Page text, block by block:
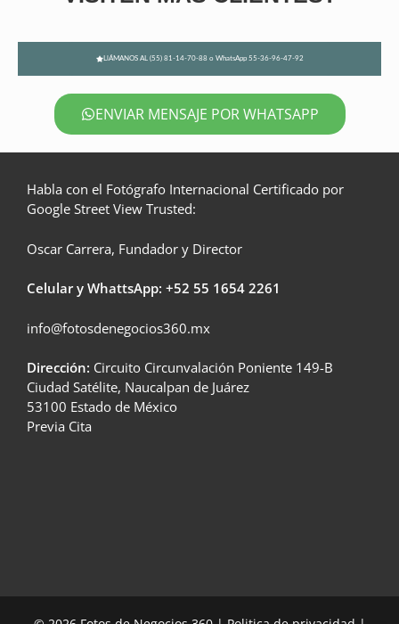
LlÁMANOS AL (55) 81-14-70-88 o WhatsApp 55-36-96-47-92
ENVIAR MENSAJE POR WHATSAPP
Habla con el Fotógrafo Internacional Certificado por
Google Street View Trusted:
Oscar Carrera, Fundador y Director
Celular y WhattsApp: +52 55 1654 2261
info@fotosdenegocios360.mx
Dirección: Circuito Circunvalación Poniente 149-B
Ciudad Satélite, Naucalpan de Juárez
53100 Estado de México
Previa Cita